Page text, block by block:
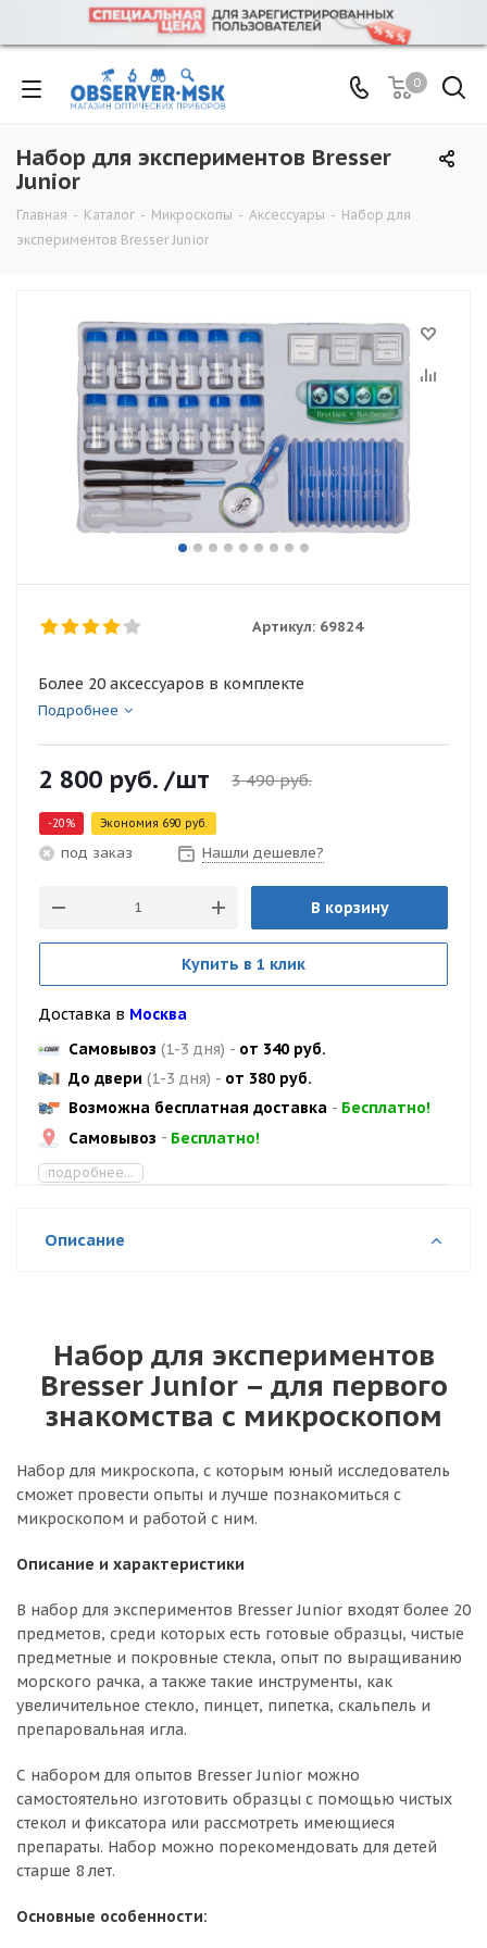
0
Набор для экспериментов Bresser
Junior
Главная - Каталог - Микроскопы - Аксессуары - Набор для
экспериментов Bresser Junior
Артикул: 69824
Более 20 аксессуаров в комплекте
Подробнее
2 800 руб. /шт 3 490руб.
-20% Экономия 690 руб.
под заказ Нашли дешевле?
В корзину
Купить в 1 клик
Доставка в Москва
Самовывоз (1-3 дня) - от 340 руб.
До двери (1-3 дня) - от 380 руб.
Возможна бесплатная доставка - Бесплатно!
Самовывоз - Бесплатно!
подробнее...
Описание
Набор для экспериментов
Bresser Junior – для первого
знакомства с микроскопом
Набор для микроскопа, с которым юный исследователь
сможет провести опыты и лучше познакомиться с
микроскопом и работой с ним.
Описание и характеристики
В набор для экспериментов Bresser Junior входят более 20
предметов, среди которых есть готовые образцы, чистые
предметные и покровные стекла, опыт по выращиванию
морского рачка, а также такие инструменты, как
увеличительное стекло, пинцет, пипетка, скальпель и
препаровальная игла.
С набором для опытов Bresser Junior можно
самостоятельно изготовить образцы с помощью чистых
стекол и фиксатора или рассмотреть имеющиеся
препараты. Набор можно порекомендовать для детей
старше 8 лет.
Основные особенности: